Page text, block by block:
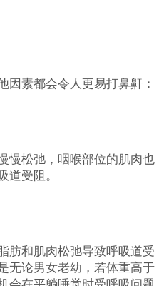
因素都会令人更易打鼻鼾：
慢松弛，咽喉部位的肌肉也
受阻。
肪和肌肉松弛导致呼吸道受
无论男女老幼，若体重高于